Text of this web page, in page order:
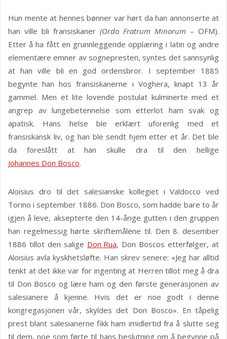
Hun mente at hennes bønner var hørt da han annonserte at
han ville bli fransiskaner (Ordo Fratrum Minorum – OFM).
Etter å ha fått en grunnleggende opplæring i latin og andre
elementære emner av sognepresten, syntes det sannsynlig
at han ville bli en god ordensbror. I september 1885
begynte han hos fransiskanerne i Voghera, knapt 13 år
gammel. Men et lite lovende postulat kulminerte med et
angrep av lungebetennelse som etterlot ham svak og
apatisk. Hans helse ble erklært uforenlig med et
fransiskansk liv, og han ble sendt hjem etter et år. Det ble
da foreslått at han skulle dra til den hellige
Johannes Don Bosco.
Aloisius dro til det salesianske kollegiet i Valdocco ved
Torino i september 1886. Don Bosco, som hadde bare to år
igjen å leve, aksepterte den 14-årige gutten i den gruppen
han regelmessig hørte skriftemålene til. Den 8. desember
1886 tillot den salige Don Rua, Don Boscos etterfølger, at
Aloisius avla kyskhetsløfte. Han skrev senere: «Jeg har alltid
tenkt at det ikke var for ingenting at Herren tillot meg å dra
til Don Bosco og lære ham og den første generasjonen av
salesianere å kjenne. Hvis det er noe godt i denne
kongregasjonen vår, skyldes det Don Bosco». En tåpelig
prest blant salesianerne fikk ham imidlertid fra å slutte seg
til dem, noe som førte til hans beslutning om å begynne på